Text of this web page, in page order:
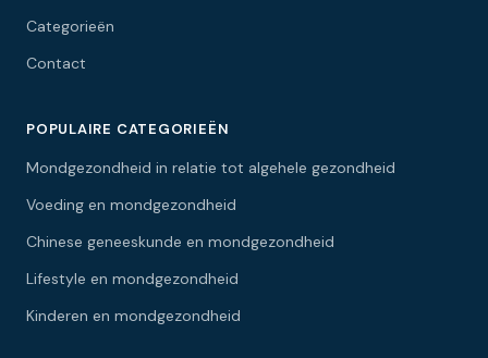
Categorieën
Contact
POPULAIRE CATEGORIEËN
Mondgezondheid in relatie tot algehele gezondheid
Voeding en mondgezondheid
Chinese geneeskunde en mondgezondheid
Lifestyle en mondgezondheid
Kinderen en mondgezondheid